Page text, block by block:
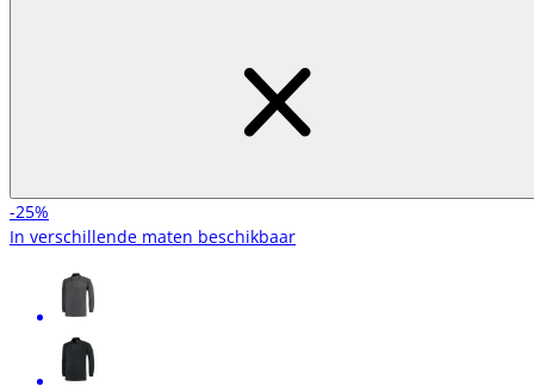
-25%
In verschillende maten beschikbaar